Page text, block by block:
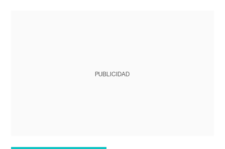
PUBLICIDAD